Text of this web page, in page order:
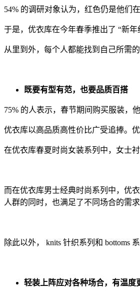
54% 的调研对象认为，红色仍是他们
于是，优衣库在今年春季推出了 “新
从里到外，每个人都能找到自己所需的
既要有型有范，也要品质百搭
75% 的人表示，春节期间购买服装，
优衣库以高品质高性价比广受追捧。
在优衣库春夏时尚女装系列中，女士
而在优衣库男士经典时尚系列中，优
人群的同时，也满足了不同场合的需求
除此以外， knits 针织系列和 bottoms
轻装上阵应对各种场合，有温度